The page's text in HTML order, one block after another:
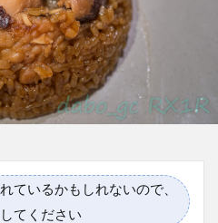
ているかもしれないので、
てください